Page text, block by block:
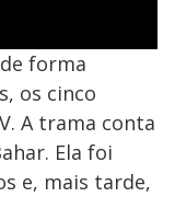
forma
os cinco
A trama conta
Ela foi
e, mais tarde,